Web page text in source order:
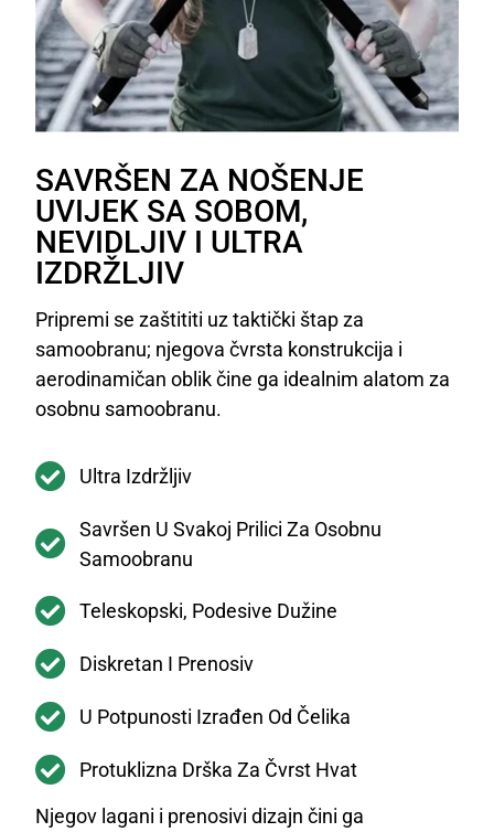
SAVRŠEN ZA NOŠENJE
UVIJEK SA SOBOM,
NEVIDLJIV I ULTRA
IZDRŽLJIV
Pripremi se zaštititi uz taktički štap za
samoobranu; njegova čvrsta konstrukcija i
aerodinamičan oblik čine ga idealnim alatom za
osobnu samoobranu.
Ultra Izdržljiv
Savršen U Svakoj Prilici Za Osobnu
Samoobranu
Teleskopski, Podesive Dužine
Diskretan I Prenosiv
U Potpunosti Izrađen Od Čelika
Protuklizna Drška Za Čvrst Hvat
Njegov lagani i prenosivi dizajn čini ga